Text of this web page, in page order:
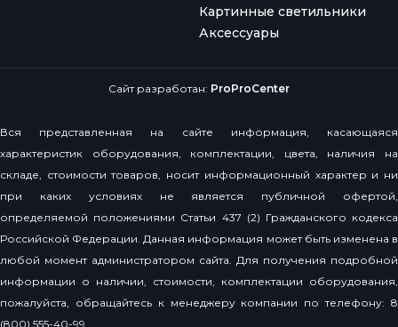
Картинные светильники
Аксессуары
Сайт разработан: ProProCenter
Вся представленная на сайте информация, касающаяся
характеристик оборудования, комплектации, цвета, наличия на
складе, стоимости товаров, носит информационный характер и ни
при каких условиях не является публичной офертой,
определяемой положениями Статьи 437 (2) Гражданского кодекса
Российской Федерации. Данная информация может быть изменена в
любой момент администратором сайта. Для получения подробной
информации о наличии, стоимости, комплектации оборудования,
пожалуйста, обращайтесь к менеджеру компании по телефону: 8
(800) 555-40-99